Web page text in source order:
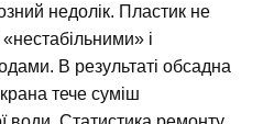
недолік. Пластик не
і
В результаті обсадна
тече суміш